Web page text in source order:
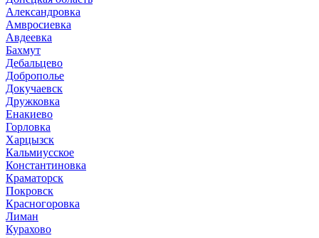
Александровка
Амвросиевка
Авдеевка
Бахмут
Дебальцево
Доброполье
Докучаевск
Дружковка
Енакиево
Горловка
Харцызск
Кальмиусское
Константиновка
Краматорск
Покровск
Красногоровка
Лиман
Курахово